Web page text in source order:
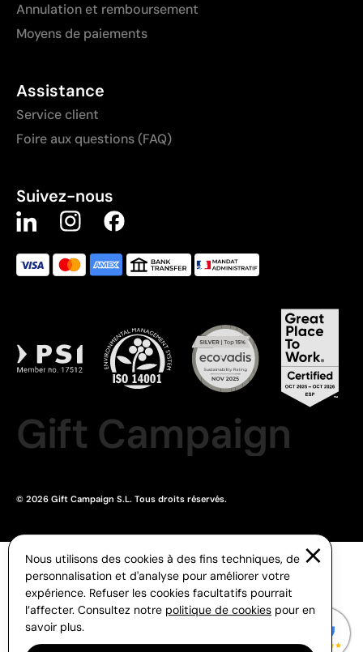
Annulation et remboursement
Moyens de paiements
Assistance
Service client
Foire aux questions (FAQ)
Suivez-nous
Gift Campaign
© 2026 Gift Campaign S.L. Tous droits réservés.
Nous utilisons des cookies à des fins techniques, de
personnalisation et d'analyse pour améliorer votre
expérience. Refuser les cookies facultatifs pourrait
l’affecter. Consultez notre politique de cookies pour en
savoir plus.